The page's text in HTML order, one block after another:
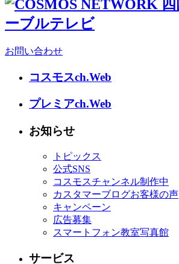
お問い合わせ
コスモスch.Web
プレミアch.Web
お知らせ
トピックス
公式SNS
コスモスチャンネル制作中
カスタマーブログお客様の声
キャンペーン
広告募集
スマートフォン教室写真館
サービス